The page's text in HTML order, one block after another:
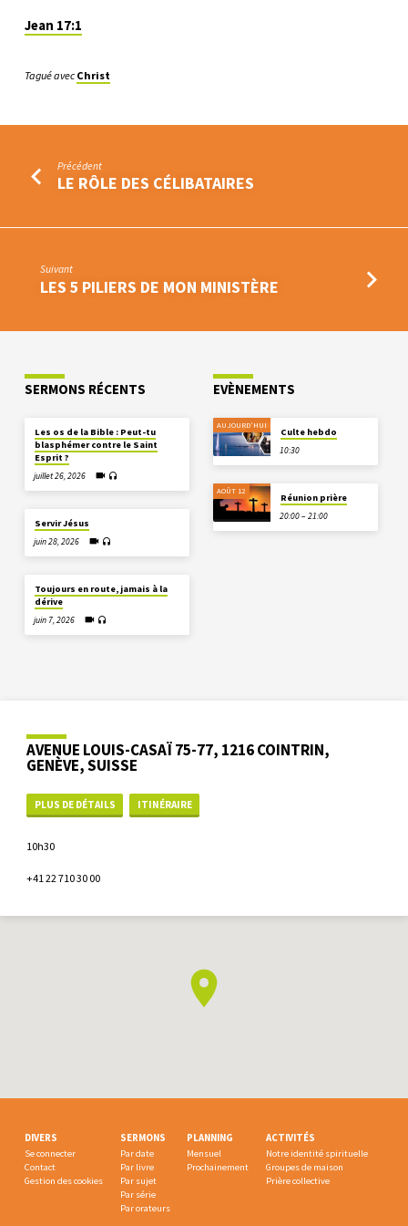
Jean 17:1
Tagué avec Christ
Précédent
LE RÔLE DES CÉLIBATAIRES
Suivant
LES 5 PILIERS DE MON MINISTÈRE
SERMONS RÉCENTS
Les os de la Bible : Peut-tu
blasphémer contre le Saint
Esprit ?
juillet 26, 2026
Servir Jésus
juin 28, 2026
Toujours en route, jamais à la
dérive
juin 7, 2026
EVÈNEMENTS
AUJOURD'HUI
Culte hebdo
10:30
AOÛT 12
Réunion prière
20:00 – 21:00
AVENUE LOUIS-CASAÏ 75-77, 1216 COINTRIN,
GENÈVE, SUISSE
PLUS DE DÉTAILS ITINÉRAIRE
10h30
+41 22 710 30 00
DIVERS
Se connecter
Contact
Gestion des cookies
SERMONS
Par date
Par livre
Par sujet
Par série
Par orateurs
PLANNING
Mensuel
Prochainement
ACTIVITÉS
Notre identité spirituelle
Groupes de maison
Prière collective